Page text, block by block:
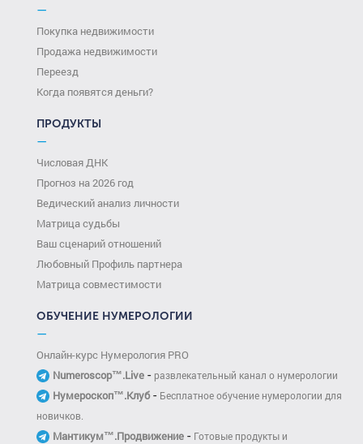
—
Покупка недвижимости
Продажа недвижимости
Переезд
Когда появятся деньги?
ПРОДУКТЫ
—
Числовая ДНК
Прогноз на 2026 год
Ведический анализ личности
Матрица судьбы
Ваш сценарий отношений
Любовный Профиль партнера
Матрица совместимости
ОБУЧЕНИЕ НУМЕРОЛОГИИ
—
Онлайн-курс Нумерология PRO
Numeroscop™.Live - развлекательный канал о нумерологии
Нумероскоп™.Клуб- Бесплатное обучение нумерологии для
новичков.
Мантикум™.Продвижение - Готовые продукты и